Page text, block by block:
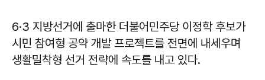
6·3 지방선거에 출마한 더불어민주당 이정학 후보가
시민 참여형 공약 개발 프로젝트를 전면에 내세우며
생활밀착형 선거 전략에 속도를 내고 있다.